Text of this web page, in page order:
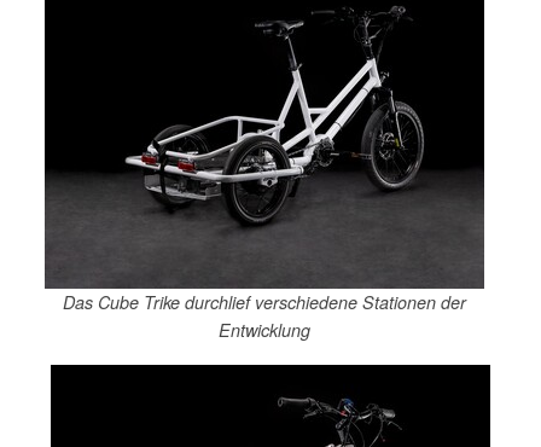
Das Cube Trike durchlief verschiedene Stationen der
Entwicklung